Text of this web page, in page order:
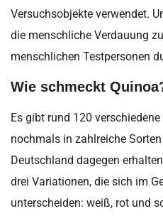
Versuchsobjekte verwendet.
die menschliche Verdauung
menschlichen Testpersonen
Wie schmeckt
Es gibt rund 120
nochmals in zahlreiche
Deutschland dagegen
drei Variationen, die sich im
unterscheiden: weiß, rot und